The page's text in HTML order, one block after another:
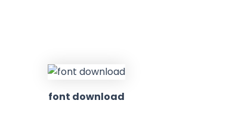
font download